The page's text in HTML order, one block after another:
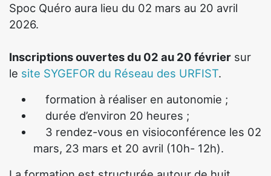
Spoc Quéro aura lieu du 02 mars au 20 avril
2026.
Inscriptions ouvertes du 02 au 20 février sur
le site SYGEFOR du Réseau des URFIST.
formation à réaliser en autonomie ;
durée d’environ 20 heures ;
3 rendez-vous en visioconférence les 02
mars, 23 mars et 20 avril (10h- 12h).